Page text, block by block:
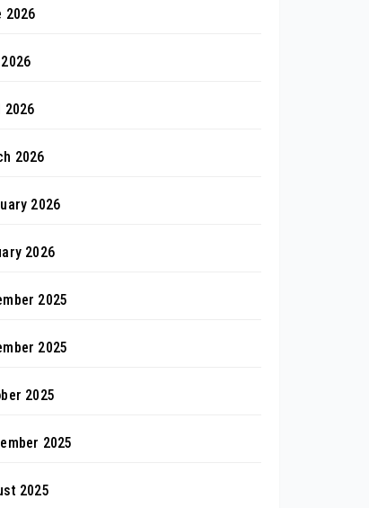
2026
2026
2026
2026
2026
2025
2025
2025
2025
2025